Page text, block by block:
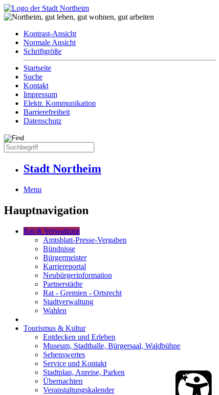
Kontrast-Ansicht
Normale Ansicht
Schriftgröße
Startseite
Suche
Kontakt
Impressum
Elektr. Kommunikation
Barrierefreiheit
Datenschutz
Stadt Northeim
Menu
Hauptnavigation
Rat & Verwaltung
Amtsblatt-Presse-Vergaben
Bündnisse
Bürgermeister
Karriereportal
Neubürgerinformation
Partnerstädte
Rat - Gremien - Ortsrecht
Stadtverwaltung
Wahlen
Tourismus & Kultur
Entdecken und Erleben
Museum, Stadthalle, Bürgersaal, Waldbühne
Sehenswertes
Service und Kontakt
Stadtplan, Anreise, Parken
Übernachten
Veranstaltungskalender